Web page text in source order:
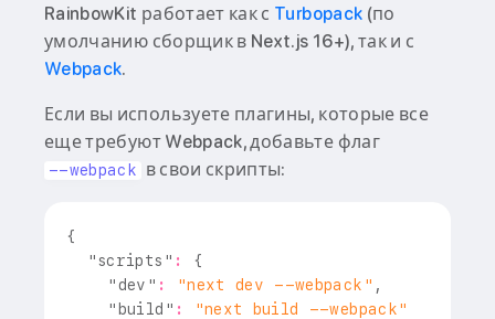
RainbowKit работает как с Turbopack (по
умолчанию сборщик в Next.js 16+), так и с
Webpack.
Если вы используете плагины, которые все
еще требуют Webpack, добавьте флаг
--webpack в свои скрипты:
{
"scripts" :
{
"dev" : "next dev --webpack" ,
"build" :
"next build --webpack"